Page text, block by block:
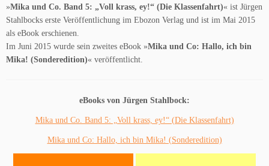
»Mika und Co. Band 5: „Voll krass, ey!“ (Die Klassenfahrt)« ist Jürgen
Stahlbocks erste Veröffentlichung im Ebozon Verlag und ist im Mai 2015
als eBook erschienen.
Im Juni 2015 wurde sein zweites eBook »Mika und Co: Hallo, ich bin
Mika! (Sonderedition)« veröffentlicht.
eBooks von Jürgen Stahlbock:
Mika und Co. Band 5: „Voll krass, ey!“ (Die Klassenfahrt)
Mika und Co: Hallo, ich bin Mika! (Sonderedition)